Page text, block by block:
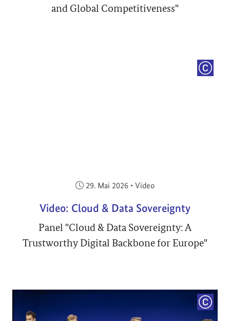
and Global Competitiveness"
Veröffentlicht am:
29. Mai 2026 • Video
Video: Cloud & Data Sovereignty
Panel "Cloud & Data Sovereignty: A
Trustworthy Digital Backbone for Europe"